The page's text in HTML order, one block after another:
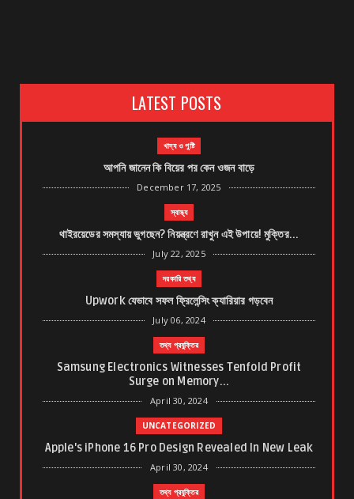
LATEST POSTS
খাদ্য ও পুষ্টি
আপনি জানেন কি বিয়ের পর কেন ওজন বাড়ে
December 17, 2025
স্বাস্থ্য
থাইরয়েডের সমস্যায় ভুগছেন? নিয়ন্ত্রণে রাখুন এই উপায়ে! মুক্তির...
July 22, 2025
দরকারি তথ্য
Upwork যেভাবে সফল ফ্রিলেন্সিং ক্যারিয়ার গড়বেন
July 06, 2024
তথ্য প্রযুক্তির
Samsung Electronics Witnesses Tenfold Profit
Surge on Memory...
April 30, 2024
UNCATEGORIZED
Apple's iPhone 16 Pro Design Revealed In New Leak
April 30, 2024
তথ্য প্রযুক্তির